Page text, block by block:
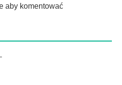
aby komentować